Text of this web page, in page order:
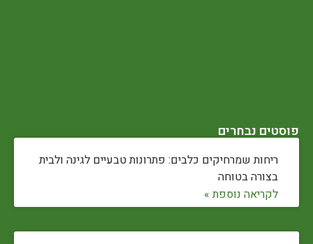
פוסטים נבחרים
ריחות שמרחיקים כלבים: פתרונות טבעיים לגינה ולבית
בצורה בטוחה
לקריאה נוספת »